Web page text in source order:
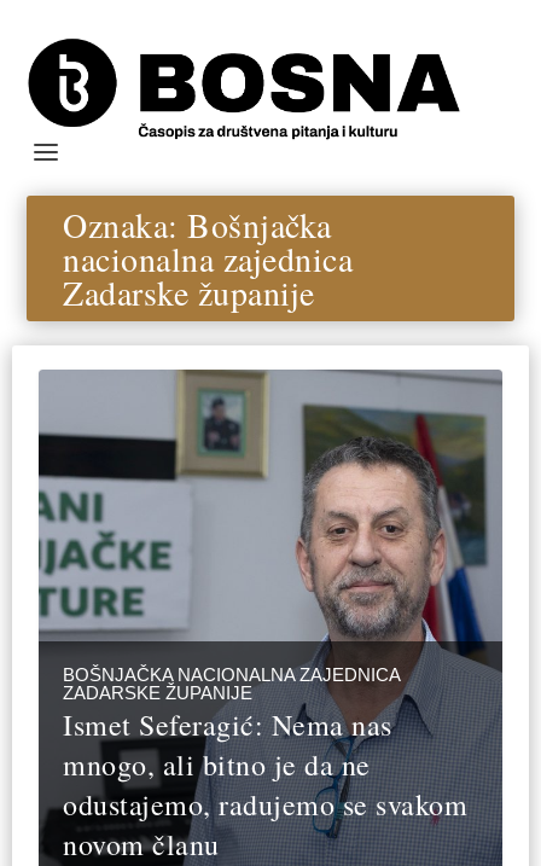
Oznaka:Bošnjačka
nacionalna zajednica
Zadarske županije
BOŠNJAČKA NACIONALNA ZAJEDNICA
ZADARSKE ŽUPANIJE
Ismet Seferagić: Nema nas
mnogo, ali bitno je da ne
odustajemo, radujemo se svakom
novom članu